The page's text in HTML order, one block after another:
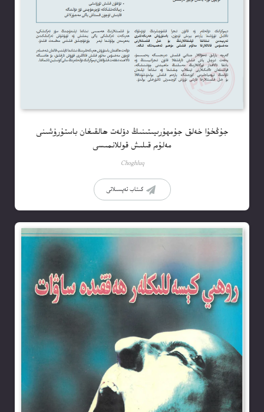
جۇڭخۇا خەلق جۇمھۇرىيىتىنىڭ دۆلەت ھالقىغان باستۇرۇشىنى
مەلۇم قىلىش قوللانمىسى
Choghluq
كىتاب تەپسىلاتى